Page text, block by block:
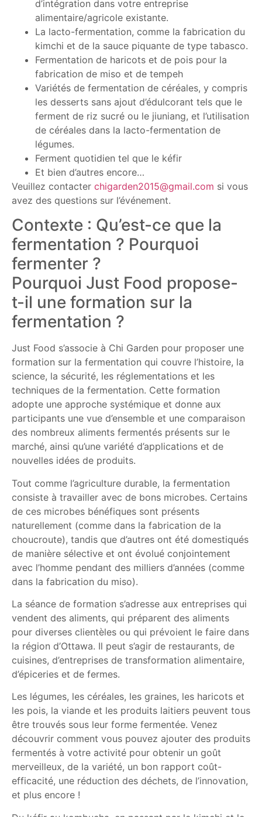
d’intégration dans votre entreprise
alimentaire/agricole existante.
La lacto-fermentation, comme la fabrication du
kimchi et de la sauce piquante de type tabasco.
Fermentation de haricots et de pois pour la
fabrication de miso et de tempeh
Variétés de fermentation de céréales, y compris
les desserts sans ajout d’édulcorant tels que le
ferment de riz sucré ou le jiuniang, et l’utilisation
de céréales dans la lacto-fermentation de
légumes.
Ferment quotidien tel que le kéfir
Et bien d’autres encore…
Veuillez contacter chigarden2015@gmail.com si vous
avez des questions sur l’événement.
Contexte : Qu’est-ce que la
fermentation ? Pourquoi
fermenter ?
Pourquoi Just Food propose-
t-il une formation sur la
fermentation ?
Just Food s’associe à Chi Garden pour proposer une
formation sur la fermentation qui couvre l’histoire, la
science, la sécurité, les réglementations et les
techniques de la fermentation. Cette formation
adopte une approche systémique et donne aux
participants une vue d’ensemble et une comparaison
des nombreux aliments fermentés présents sur le
marché, ainsi qu’une variété d’applications et de
nouvelles idées de produits.
Tout comme l’agriculture durable, la fermentation
consiste à travailler avec de bons microbes. Certains
de ces microbes bénéfiques sont présents
naturellement (comme dans la fabrication de la
choucroute), tandis que d’autres ont été domestiqués
de manière sélective et ont évolué conjointement
avec l’homme pendant des milliers d’années (comme
dans la fabrication du miso).
La séance de formation s’adresse aux entreprises qui
vendent des aliments, qui préparent des aliments
pour diverses clientèles ou qui prévoient le faire dans
la région d’Ottawa. Il peut s’agir de restaurants, de
cuisines, d’entreprises de transformation alimentaire,
d’épiceries et de fermes.
Les légumes, les céréales, les graines, les haricots et
les pois, la viande et les produits laitiers peuvent tous
être trouvés sous leur forme fermentée. Venez
découvrir comment vous pouvez ajouter des produits
fermentés à votre activité pour obtenir un goût
merveilleux, de la variété, un bon rapport coût-
efficacité, une réduction des déchets, de l’innovation,
et plus encore !